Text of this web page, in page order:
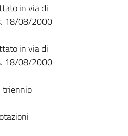
in via di
18/08/2000
in via di
18/08/2000
triennio